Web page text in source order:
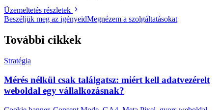
Üzemeltetés részletek
Beszéljük meg az igényeidMegnézem a szolgáltatásokat
További cikkek
Stratégia
Mérés nélkül csak találgatsz: miért kell adatvezérelt
weboldal egy vállalkozásnak?